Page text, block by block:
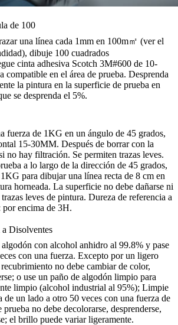
de 100
una línea cada 1mm en 100m㎡ (ver el
dibuje 100 cuadrados
cinta adhesiva Scotch 3M#600 de 10-
compatible en el área de prueba. Desprenda
la pintura en la superficie de prueba en
se desprenda el 5%.
fuerza de 1KG en un ángulo de 45 grados,
15-30MM. Después de borrar con la
no hay filtración. Se permiten trazas leves.
a lo largo de la dirección de 45 grados,
para dibujar una línea recta de 8 cm en
horneada. La superficie no debe dañarse ni
leves de pintura. Dureza de referencia a
por encima de 3H.
a Disolventes
con alcohol anhidro al 99.8% y pase
con una fuerza. Excepto por un ligero
no debe cambiar de color,
o use un paño de algodón limpio para
limpio (alcohol industrial al 95%); Limpie
de un lado a otro 50 veces con una fuerza de
no debe decolorarse, desprenderse,
el brillo puede variar ligeramente.